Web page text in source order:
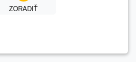
ZORADIŤ